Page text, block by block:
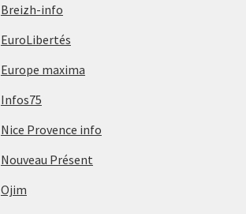
Breizh-info
EuroLibertés
Europe maxima
Infos75
Nice Provence info
Nouveau Présent
Ojim